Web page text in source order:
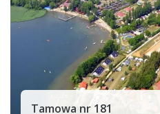
Tamowa nr 181